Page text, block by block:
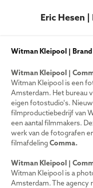
Eric Hesen
Witman Kleipool |
Witman Kleipool |
Witman Kleipool is een
Amsterdam. Het bureau
eigen fotostudio's.
filmproductiebedrijf van
een aantal filmmakers.
werk van de fotografen
filmafdelingComma.
Witman Kleipool |
Witman Kleipool is a
Amsterdam. The agency